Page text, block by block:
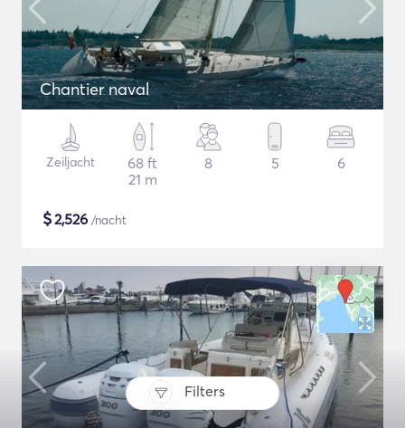
Filters
Chantier naval
Zeiljacht
68 ft
21 m
8 5 6
$2,526 /nacht